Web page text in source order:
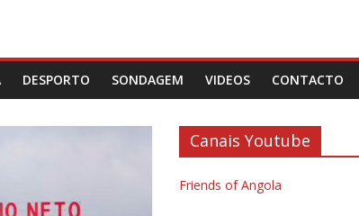
DESPORTO SONDAGEM VIDEOS CONTACTO
Canais Youtube
Friends of Angola